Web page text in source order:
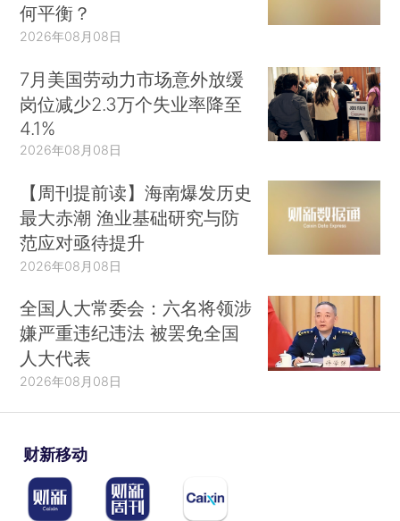
何平衡？
2026年08月08日
7月美国劳动力市场意外放缓
岗位减少2.3万个失业率降至
4.1%
2026年08月08日
【周刊提前读】海南爆发历史
最大赤潮 渔业基础研究与防
范应对亟待提升
2026年08月08日
全国人大常委会：六名将领涉
嫌严重违纪违法 被罢免全国
人大代表
2026年08月08日
财新移动